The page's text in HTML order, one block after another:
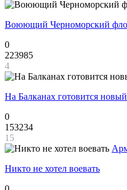
Воюющий Черноморский
0
223985
4
На Балканах готовится
0
153234
15
Никто не хотел воевать